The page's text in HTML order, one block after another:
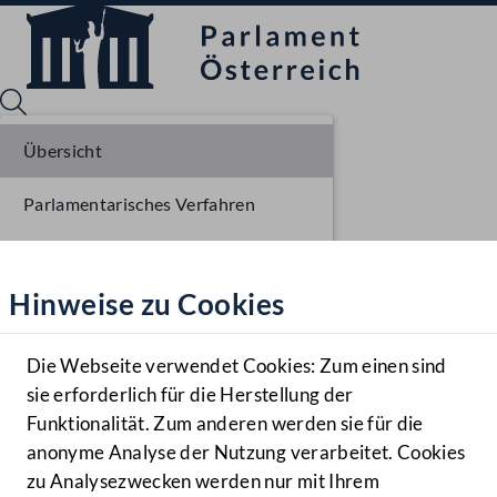
Hilfe
Benutzer
Navigationsmenü öffnen
MENÜ
Hinweise zu Cookies
Die Webseite verwendet Cookies: Zum einen sind
sie erforderlich für die Herstellung der
Funktionalität. Zum anderen werden sie für die
anonyme Analyse der Nutzung verarbeitet. Cookies
zu Analysezwecken werden nur mit Ihrem
Übersicht
Parlamentarisches Verfahren
Ausschussberatungen NR